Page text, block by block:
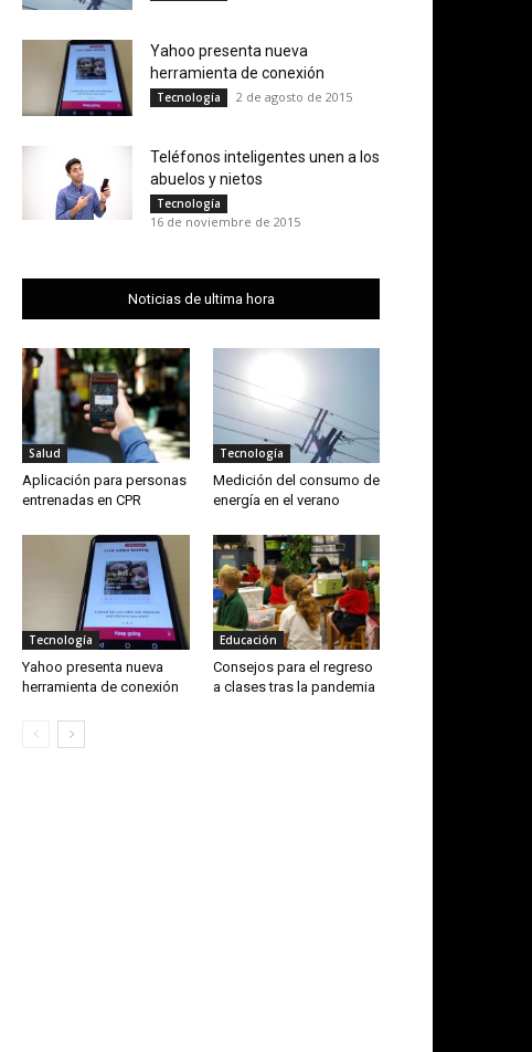
Yahoo presenta nueva
herramienta de conexión
Tecnología 2 de agosto de 2015
Teléfonos inteligentes unen a los
abuelos y nietos
Tecnología
16 de noviembre de 2015
Noticias de ultima hora
Salud
Aplicación para personas
entrenadas en CPR
Tecnología
Medición del consumo de
energía en el verano
Tecnología
Yahoo presenta nueva
herramienta de conexión
Educación
Consejos para el regreso
a clases tras la pandemia